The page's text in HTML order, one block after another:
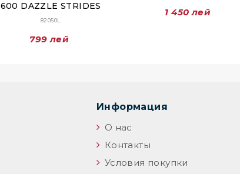
600 DAZZLE STRIDES
82050L
799 лей
1 450 лей
Информация
О нас
Контакты
Условия покупки